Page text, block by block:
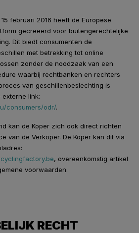
15 februari 2016 heeft de Europese
gecreëerd voor buitengerechtelijke
Dit biedt consumenten de
met betrekking tot online
zonder de noodzaak van een
waarbij rechtbanken en rechters
van geschillenbeslechting is
link:
consumers/odr/.
kan de Koper zich ook direct richten
van de Verkoper. De Koper kan dit via
, overeenkomstig artikel
voorwaarden.
RECHT